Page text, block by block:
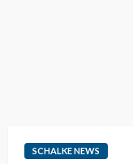
SCHALKE NEWS